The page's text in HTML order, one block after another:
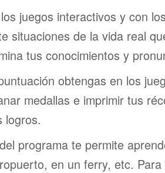
juegos interactivos y con
situaciones de la vida real
tus conocimientos y
obtengas en los
medallas e imprimir tus
logros.
programa te permite
en un ferry, etc.